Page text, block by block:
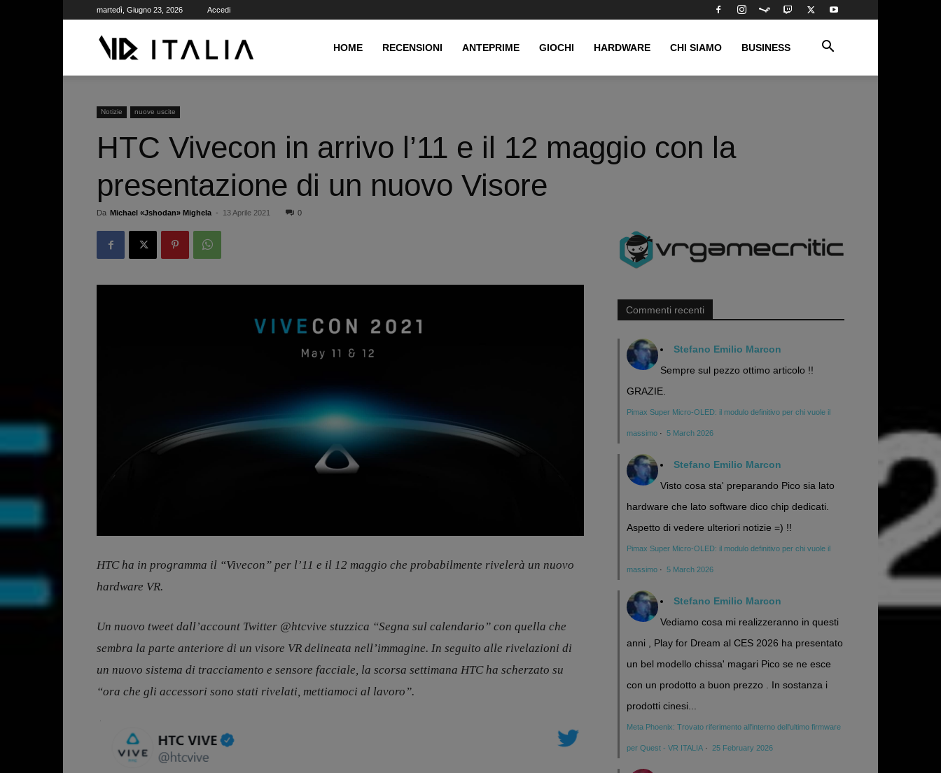
martedì, Giugno 23, 2026 Accedi
HOME RECENSIONI ANTEPRIME GIOCHI HARDWARE CHI SIAMO BUSINESS
Notizie nuove uscite
HTC Vivecon in arrivo l’11 e il 12 maggio con la
presentazione di un nuovo Visore
Da Michael «Jshodan» Mighela - 13 Aprile 2021 0
HTC ha in programma il “Vivecon” per l’11 e il 12 maggio che probabilmente rivelerà un nuovo
hardware VR.
Un nuovo tweet dall’account Twitter @htcvive stuzzica “Segna sul calendario” con quella che
sembra la parte anteriore di un visore VR delineata nell’immagine. In seguito alle rivelazioni di
un nuovo sistema di tracciamento e sensore facciale, la scorsa settimana HTC ha scherzato su
“ora che gli accessori sono stati rivelati, mettiamoci al lavoro”.
Commenti recenti
Stefano Emilio Marcon
Sempre sul pezzo ottimo articolo !!
GRAZIE.
Pimax Super Micro-OLED: il modulo definitivo per chi vuole il
massimo · 5 March 2026
Stefano Emilio Marcon
Visto cosa sta' preparando Pico sia lato
hardware che lato software dico chip dedicati.
Aspetto di vedere ulteriori notizie =) !!
Pimax Super Micro-OLED: il modulo definitivo per chi vuole il
massimo · 5 March 2026
Stefano Emilio Marcon
Vediamo cosa mi realizzeranno in questi
anni , Play for Dream al CES 2026 ha presentato
un bel modello chissa' magari Pico se ne esce
con un prodotto a buon prezzo . In sostanza i
prodotti cinesi...
Meta Phoenix: Trovato riferimento all'interno dell'ultimo firmware
per Quest - VR ITALIA · 25 February 2026